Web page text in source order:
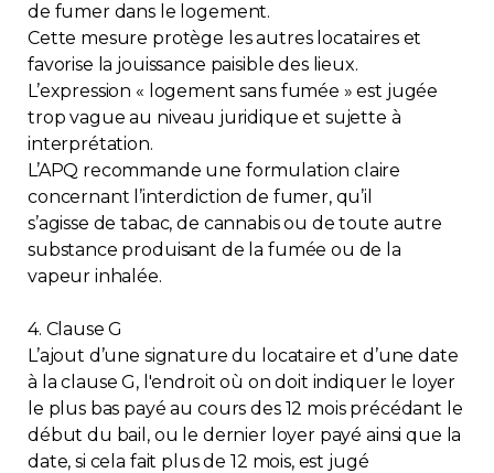
de fumer dans le logement.
Cette mesure protège les autres locataires et
favorise la jouissance paisible des lieux.
L’expression « logement sans fumée » est jugée
trop vague au niveau juridique et sujette à
interprétation.
L’APQ recommande une formulation claire
concernant l’interdiction de fumer, qu’il
s’agisse de tabac, de cannabis ou de toute autre
substance produisant de la fumée ou de la
vapeur inhalée.
4. Clause G
L’ajout d’une signature du locataire et d’une date
à la clause G, l'endroit où on doit indiquer le loyer
le plus bas payé au cours des 12 mois précédant le
début du bail, ou le dernier loyer payé ainsi que la
date, si cela fait plus de 12 mois, est jugé